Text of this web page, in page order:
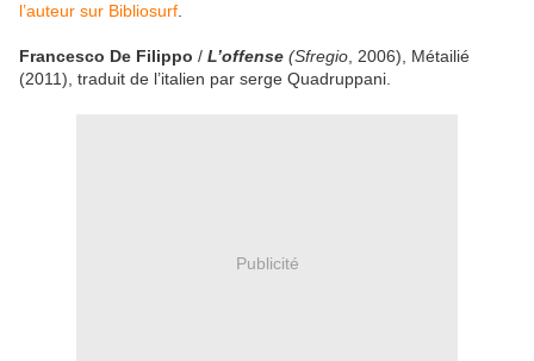
l’auteur sur Bibliosurf
Francesco De Filippo / L’offense (Sfregio , 2006), Métailié
(2011), traduit de l’italien par serge Quadruppani.
Publicité